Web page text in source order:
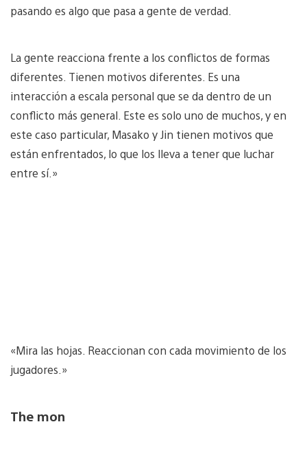
pasando es algo que pasa a gente de verdad.
La gente reacciona frente a los conflictos de formas
diferentes. Tienen motivos diferentes. Es una
interacción a escala personal que se da dentro de un
conflicto más general. Este es solo uno de muchos, y en
este caso particular, Masako y Jin tienen motivos que
están enfrentados, lo que los lleva a tener que luchar
entre sí.»
«Mira las hojas. Reaccionan con cada movimiento de los
jugadores.»
The mon